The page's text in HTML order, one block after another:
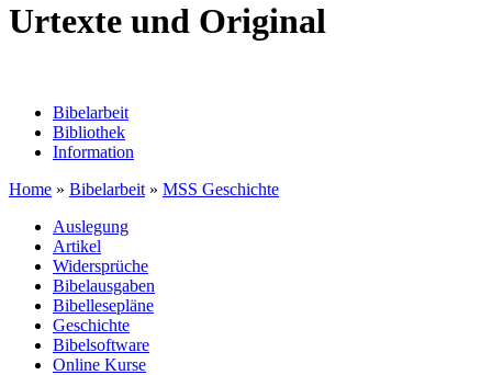
Urtexte und Original
Bibelarbeit
Bibliothek
Information
Home » Bibelarbeit » MSS Geschichte
Auslegung
Artikel
Widersprüche
Bibelausgaben
Bibellesepläne
Geschichte
Bibelsoftware
Online Kurse